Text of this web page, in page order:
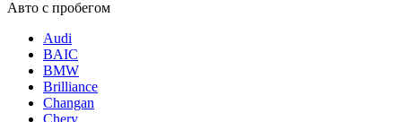
Авто с пробегом
Audi
BAIC
BMW
Brilliance
Changan
Chery